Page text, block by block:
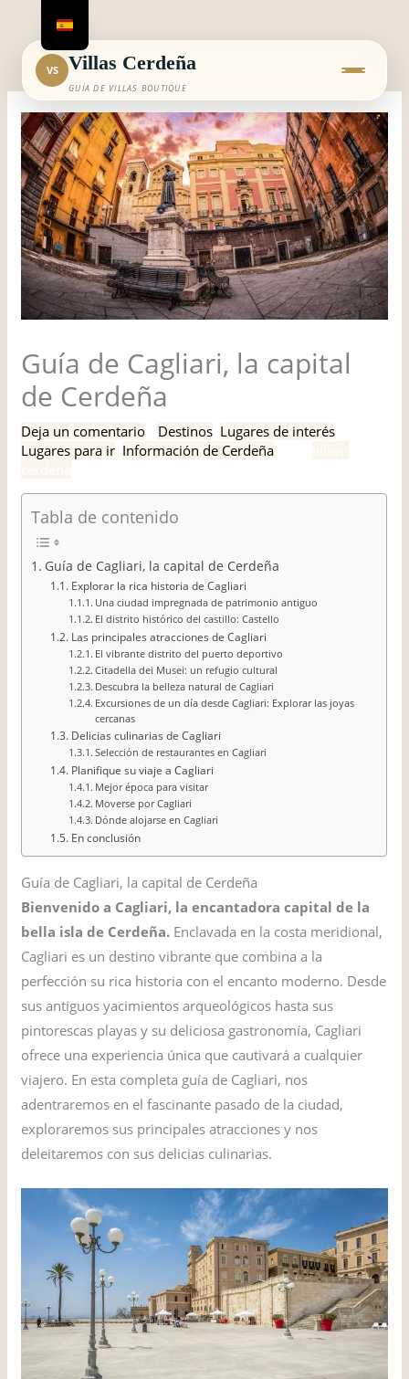
contenido
VS Villas Cerdeña
GUÍA DE VILLAS BOUTIQUE
Guía de Cagliari, la capital
de Cerdeña
Deja un comentario Destinos Lugares de interés
Lugares para ir Información de Cerdeña
Tabla de contenido
Guía de Cagliari, la capital de Cerdeña
Explorar la rica historia de Cagliari
Una ciudad impregnada de patrimonio antiguo
El distrito histórico del castillo: Castello
Las principales atracciones de Cagliari
El vibrante distrito del puerto deportivo
Citadella dei Musei: un refugio cultural
Descubra la belleza natural de Cagliari
Excursiones de un día desde Cagliari: Explorar las joyas
cercanas
Delicias culinarias de Cagliari
Selección de restaurantes en Cagliari
Planifique su viaje a Cagliari
Mejor época para visitar
Moverse por Cagliari
Dónde alojarse en Cagliari
En conclusión
Guía de Cagliari, la capital de Cerdeña
Bienvenido a Cagliari, la encantadora capital de la
bella isla de Cerdeña. Enclavada en la costa meridional,
Cagliari es un destino vibrante que combina a la
perfección su rica historia con el encanto moderno. Desde
sus antiguos yacimientos arqueológicos hasta sus
pintorescas playas y su deliciosa gastronomía, Cagliari
ofrece una experiencia única que cautivará a cualquier
viajero. En esta completa guía de Cagliari, nos
adentraremos en el fascinante pasado de la ciudad,
exploraremos sus principales atracciones y nos
deleitaremos con sus delicias culinarias.